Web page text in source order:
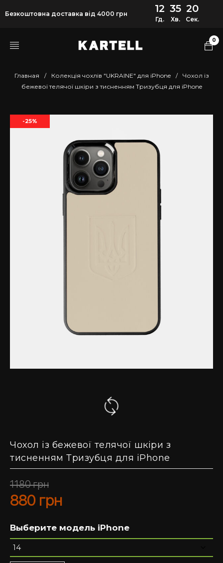
Безкоштовна доставка від 4000 грн 12
Гд.
35
Хв.
20
Сек.
0
Главная / Колекція чохлів "UKRAINE" для iPhone /
Чохол із
бежевої телячої шкіри з тисненням Тризубця для iPhone
-25%
Чохол із бежевої телячої шкіри з
тисненням Тризубця для iPhone
1180грн
880 грн
Выберите модель iPhone